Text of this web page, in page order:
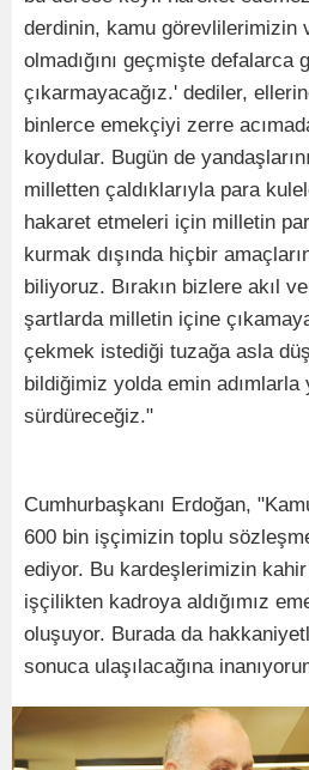
derdinin, kamu görevlilerimizin
olmadığını geçmişte
çıkarmayacağız.' dediler,
binlerce emekçiyi zerre
koydular. Bugün de
milletten çaldıklarıyla para
hakaret etmeleri için milletin
kurmak dışında hiçbir
biliyoruz. Bırakın bizlere akıl
şartlarda milletin içine
çekmek istediği tuzağa asla
bildiğimiz yolda emin adımlarla
sürdüreceğiz."
Cumhurbaşkanı Erdoğan,
600 bin işçimizin toplu
ediyor. Bu kardeşlerimizin
işçilikten kadroya aldığımız
oluşuyor. Burada da
sonuca ulaşılacağına